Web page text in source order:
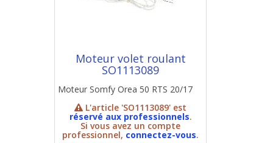
Moteur volet roulant
SO1113089
Moteur Somfy Orea 50 RTS 20/17
L'article 'SO1113089' est
réservé aux professionnels.
Si vous avez un compte
professionnel, connectez-vous.